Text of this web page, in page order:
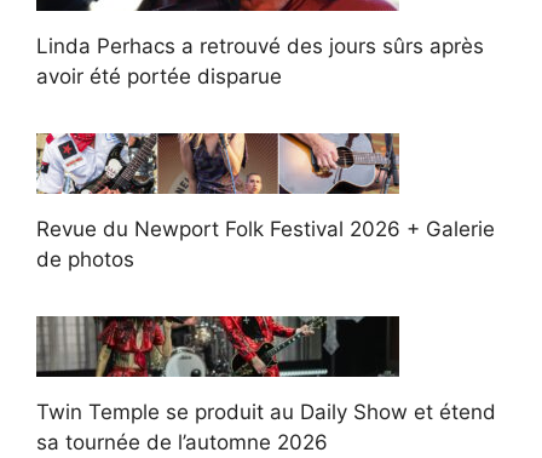
Linda Perhacs a retrouvé des jours sûrs après
avoir été portée disparue
Revue du Newport Folk Festival 2026 + Galerie
de photos
Twin Temple se produit au Daily Show et étend
sa tournée de l’automne 2026